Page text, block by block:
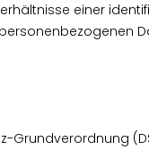
einer
Grundverordnung